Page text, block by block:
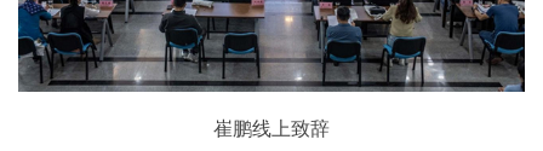
崔鹏线上致辞